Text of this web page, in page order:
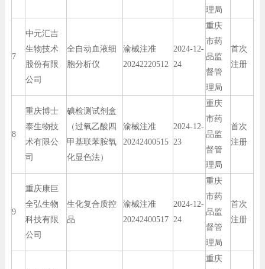
理局
7
中元汇吉
生物技术
股份有限
公司
全自动血液细
胞分析仪
渝械注准
20242220512
2024-12-
24
重庆
市药
品监
督管
理局
首次
注册
8
重庆博士
泰生物技
术有限公
司
碘检测试剂盒
（过氧乙酸四
甲基联苯胺氧
化显色法）
渝械注准
20242400515
2024-12-
23
重庆
市药
品监
督管
理局
首次
注册
9
重庆康巨
全弘生物
科技有限
公司
生化复合质控
品
渝械注准
20242400517
2024-12-
24
重庆
市药
品监
督管
理局
首次
注册
重庆